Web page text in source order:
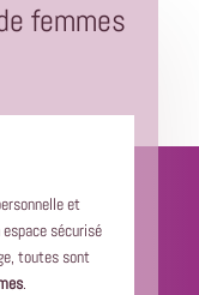
femmes
et
sécurisé
toutes sont
.